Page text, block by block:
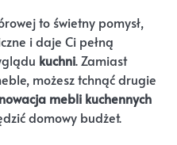
to świetny pomysł,
i daje Ci pełną
kuchni. Zamiast
możesz tchnąć drugie
mebli kuchennych
domowy budżet.